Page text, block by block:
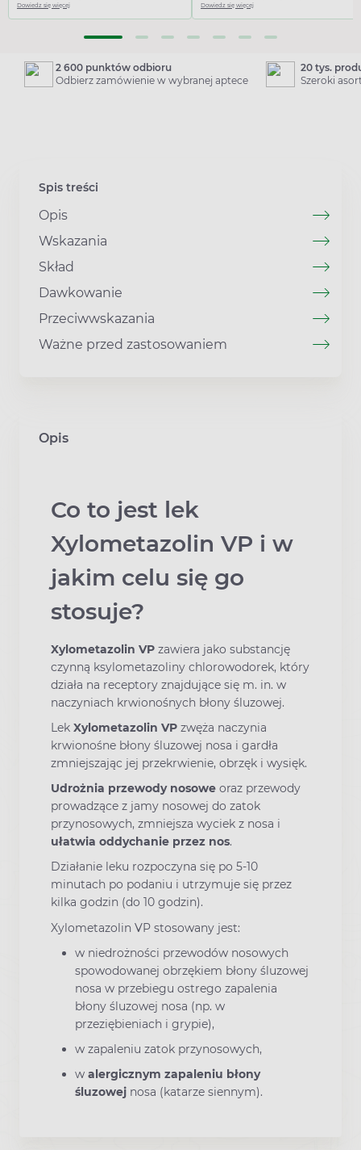
Dowiedz się więcej
Dowiedz się więcej
2 600 punktów odbioru
Odbierz zamówienie w wybranej aptece
20 tys.
Szeroki
Spis treści
Opis
Wskazania
Skład
Dawkowanie
Przeciwwskazania
Ważne przed zastosowaniem
Opis
Co to jest lek
Xylometazolin VP i w
jakim celu się go
stosuje?
Xylometazolin VP zawiera jako substancję
czynną ksylometazoliny chlorowodorek, który
działa na receptory znajdujące się m. in. w
naczyniach krwionośnych błony śluzowej.
Lek Xylometazolin VP zwęża naczynia
krwionośne błony śluzowej nosa i gardła
zmniejszając jej przekrwienie, obrzęk i wysięk.
Udrożnia przewody nosowe oraz przewody
prowadzące z jamy nosowej do zatok
przynosowych, zmniejsza wyciek z nosa i
ułatwia oddychanie przez nos.
Działanie leku rozpoczyna się po 5-10
minutach po podaniu i utrzymuje się przez
kilka godzin (do 10 godzin).
Xylometazolin VP stosowany jest:
w niedrożności przewodów nosowych
spowodowanej obrzękiem błony śluzowej
nosa w przebiegu ostrego zapalenia
błony śluzowej nosa (np. w
przeziębieniach i grypie),
w zapaleniu zatok przynosowych,
w alergicznym zapaleniu błony
śluzowej nosa (katarze siennym).